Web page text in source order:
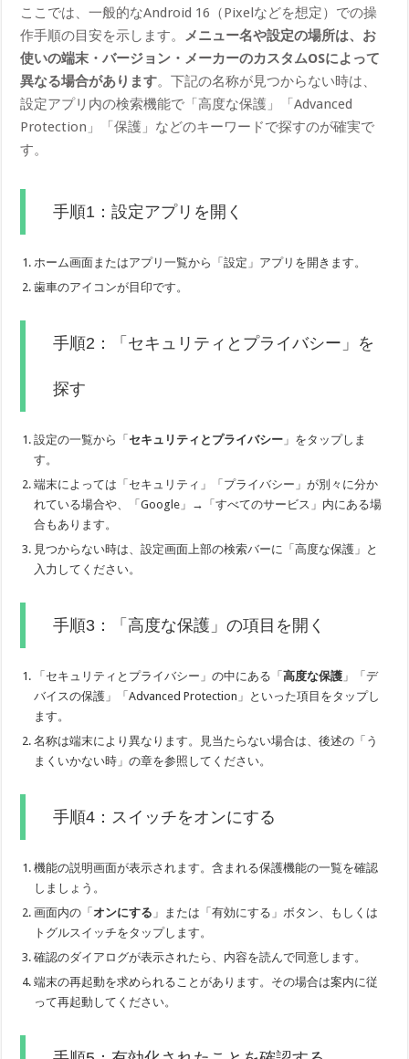
ここでは、一般的なAndroid 16（Pixelなどを想定）での操
作手順の目安を示します。 メニュー名や設定の場所は、お
使いの端末・バージョン・メーカーのカスタムOSによって
異なる場合があります。下記の名称が見つからない時は、
設定アプリ内の検索機能で「高度な保護」「Advanced
Protection」「保護」などのキーワードで探すのが確実で
す。
手順1：設定アプリを開く
ホーム画面またはアプリ一覧から「設定」アプリを開きます。
歯車のアイコンが目印です。
手順2：「セキュリティとプライバシー」を
探す
設定の一覧から「セキュリティとプライバシー 」をタップしま
す。
端末によっては「セキュリティ」「プライバシー」が別々に分か
れている場合や、「Google」→「すべてのサービス」内にある場
合もあります。
見つからない時は、設定画面上部の検索バーに「高度な保護」と
入力してください。
手順3：「高度な保護」の項目を開く
「セキュリティとプライバシー」の中にある「高度な保護 」「デ
バイスの保護」「Advanced Protection」といった項目をタップし
ます。
名称は端末により異なります。見当たらない場合は、後述の「う
まくいかない時」の章を参照してください。
手順4：スイッチをオンにする
機能の説明画面が表示されます。含まれる保護機能の一覧を確認
しましょう。
画面内の「オンにする 」または「有効にする」ボタン、もしくは
トグルスイッチをタップします。
確認のダイアログが表示されたら、内容を読んで同意します。
端末の再起動を求められることがあります。その場合は案内に従
って再起動してください。